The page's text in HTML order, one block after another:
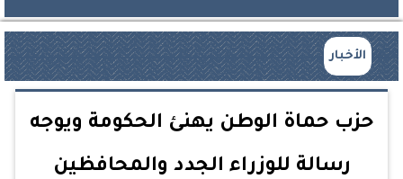
الأخبار
حزب حماة الوطن يهنئ الحكومة ويوجه
رسالة للوزراء الجدد والمحافظين